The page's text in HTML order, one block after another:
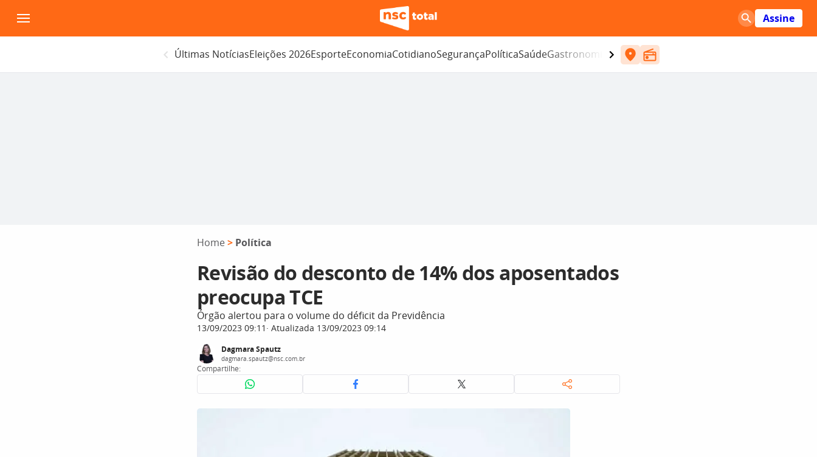
para
o
Assine
Últimas NotíciasEleições 2026EsporteEconomiaCotidianoSegurançaPolíticaSaúdeGastronomia Entretenimento
Home > Política
Revisão do desconto de 14% dos aposentados
preocupa TCE
Órgão alertou para o volume do déficit da Previdência
13/09/2023 09:11 Atualizada 13/09/2023 09:14
Dagmara Spautz
dagmara.spautz@nsc.com.br
Compartilhe: